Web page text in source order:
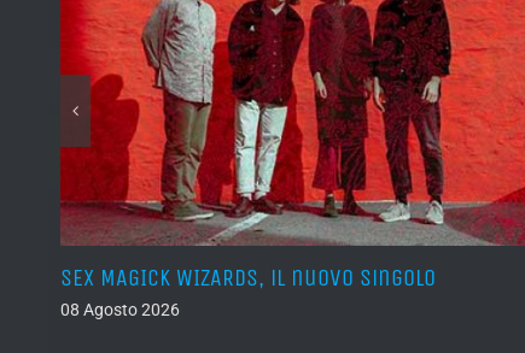
SEX MAGICK WIZARDS, il nuovo singolo
08 Agosto 2026